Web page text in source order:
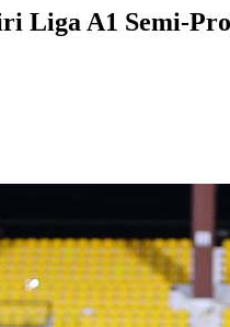
Liga A1 Semi-